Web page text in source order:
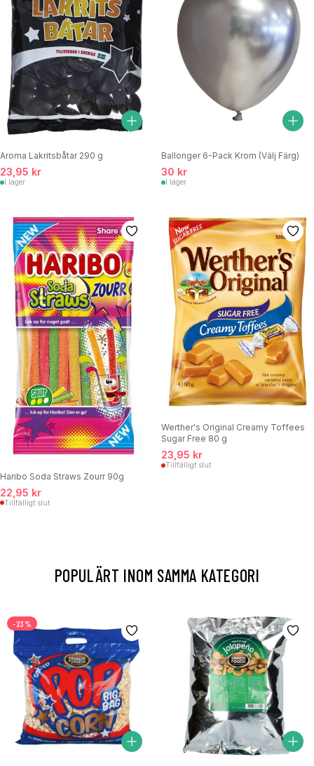
Aroma Lakritsbåtar 290 g
23,95 kr
I lager
Ballonger 6-Pack Krom (Välj Färg)
30 kr
I lager
Haribo Soda Straws Zourr 90g
22,95 kr
Tillfälligt slut
Werther's Original Creamy Toffees
Sugar Free 80 g
23,95 kr
Tillfälligt slut
POPULÄRT INOM SAMMA KATEGORI
-23%